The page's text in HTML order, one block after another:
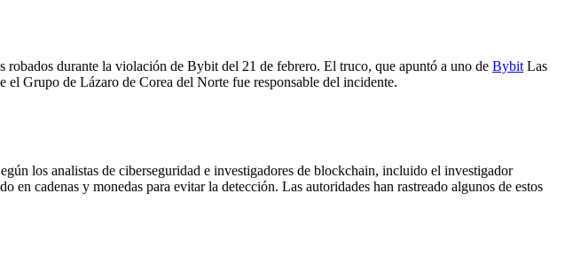
robados durante la violación de Bybit del 21 de febrero. El truco, que apuntó a uno de Bybit Las
Grupo de Lázaro de Corea del Norte fue responsable del incidente.
los analistas de ciberseguridad e investigadores de blockchain, incluido el investigador
cadenas y monedas para evitar la detección. Las autoridades han rastreado algunos de estos